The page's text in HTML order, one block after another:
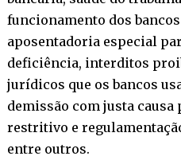
funcionamento dos
aposentadoria especial
deficiência, interditos
jurídicos que os bancos
demissão com justa causa
restritivo e
entre outros.